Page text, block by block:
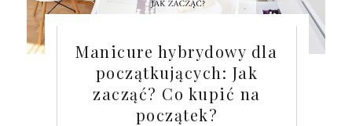
Manicure hybrydowy dla
początkujących: Jak
zacząć? Co kupić na
początek?